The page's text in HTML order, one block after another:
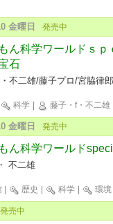
金曜日 発売中
もん科学ワールド
石
不二雄/藤子プロ/宮脇律郎
科学 藤子・f・不二雄
金曜日 発売中
ん科学ワールド
不二雄
歴史 科学 環境
発売中